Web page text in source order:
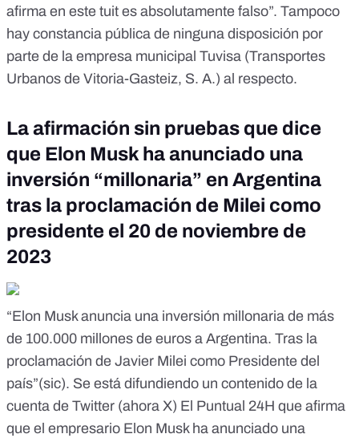
afirma en este tuit es absolutamente falso”. Tampoco
hay constancia pública de ninguna disposición por
parte de la empresa municipal Tuvisa (Transportes
Urbanos de Vitoria-Gasteiz, S. A.) al respecto.
La afirmación sin pruebas que dice
que Elon Musk ha anunciado una
inversión “millonaria” en Argentina
tras la proclamación de Milei como
presidente el 20 de noviembre de
2023
“Elon Musk anuncia una inversión millonaria de más
de 100.000 millones de euros a Argentina. Tras la
proclamación de Javier Milei como Presidente del
país”(sic). Se está difundiendo un contenido de la
cuenta de Twitter (ahora X) El Puntual 24H que afirma
que el empresario Elon Musk ha anunciado una